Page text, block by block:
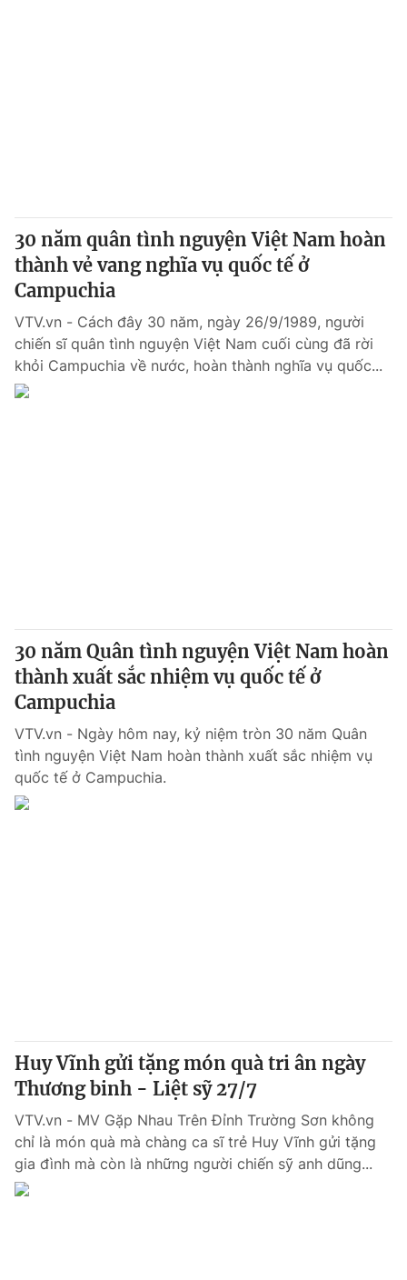
30 năm quân tình nguyện Việt Nam hoàn
thành vẻ vang nghĩa vụ quốc tế ở
Campuchia
VTV.vn - Cách đây 30 năm, ngày 26/9/1989, người
chiến sĩ quân tình nguyện Việt Nam cuối cùng đã rời
khỏi Campuchia về nước, hoàn thành nghĩa vụ quốc...
30 năm Quân tình nguyện Việt Nam hoàn
thành xuất sắc nhiệm vụ quốc tế ở
Campuchia
VTV.vn - Ngày hôm nay, kỷ niệm tròn 30 năm Quân
tình nguyện Việt Nam hoàn thành xuất sắc nhiệm vụ
quốc tế ở Campuchia.
Huy Vĩnh gửi tặng món quà tri ân ngày
Thương binh - Liệt sỹ 27/7
VTV.vn - MV Gặp Nhau Trên Đỉnh Trường Sơn không
chỉ là món quà mà chàng ca sĩ trẻ Huy Vĩnh gửi tặng
gia đình mà còn là những người chiến sỹ anh dũng...